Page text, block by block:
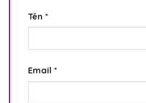
Tên *
Email *